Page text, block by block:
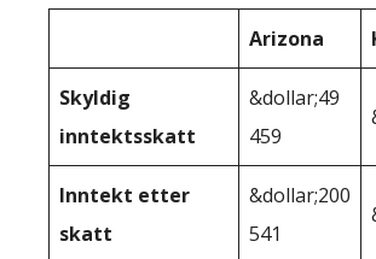
Arizona
Skyldig
inntektsskatt
&dollar;49
459
Inntekt etter
skatt
&dollar;200
541